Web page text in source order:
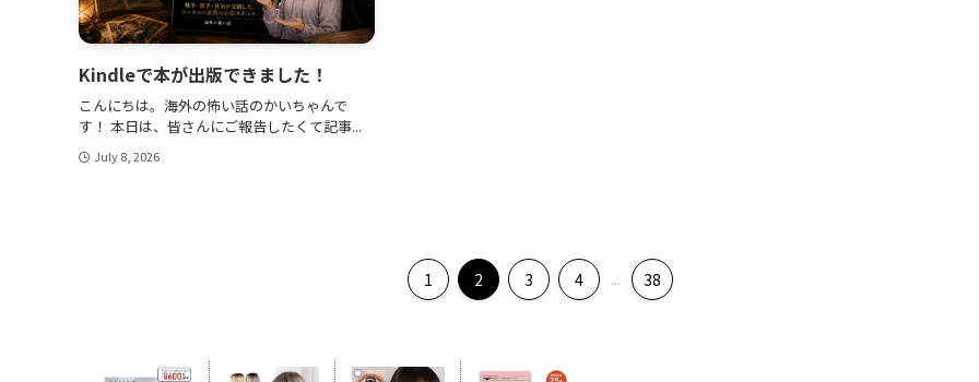
Kindleで本が出版できました！
こんにちは。海外の怖い話のかいちゃんで
す！ 本日は、皆さんにご報告したくて記事...
July 8, 2026
1 2 3 4 ... 38